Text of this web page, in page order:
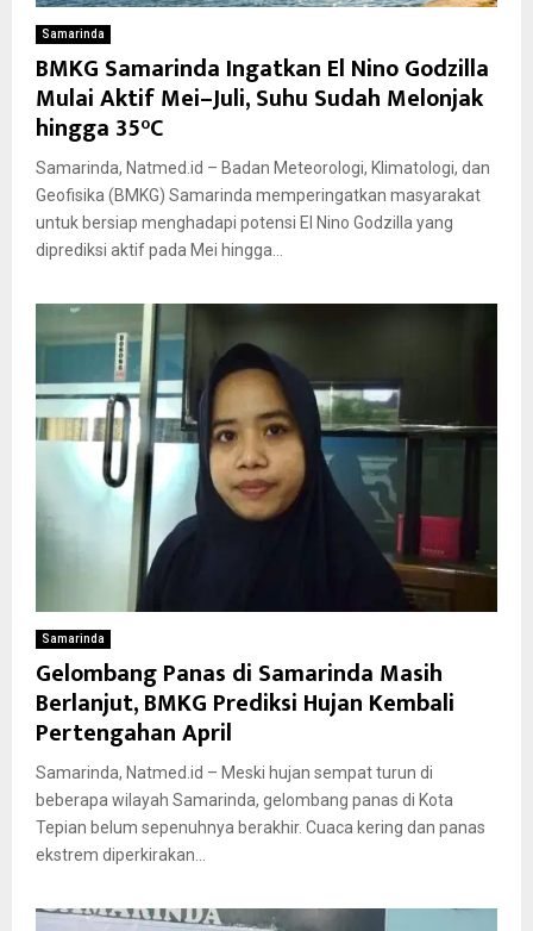
Samarinda
BMKG Samarinda Ingatkan El Nino Godzilla
Mulai Aktif Mei–Juli, Suhu Sudah Melonjak
hingga 35°C
Samarinda, Natmed.id – Badan Meteorologi, Klimatologi, dan
Geofisika (BMKG) Samarinda memperingatkan masyarakat
untuk bersiap menghadapi potensi El Nino Godzilla yang
diprediksi aktif pada Mei hingga...
Samarinda
Gelombang Panas di Samarinda Masih
Berlanjut, BMKG Prediksi Hujan Kembali
Pertengahan April
Samarinda, Natmed.id – Meski hujan sempat turun di
beberapa wilayah Samarinda, gelombang panas di Kota
Tepian belum sepenuhnya berakhir. Cuaca kering dan panas
ekstrem diperkirakan...